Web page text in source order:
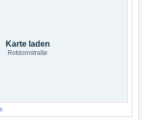
Karte laden
Rotdornstraße